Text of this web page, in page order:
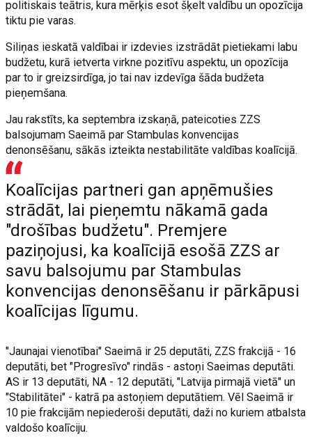
politiskais teātris, kura mērķis esot šķelt valdību un opozīcija
tiktu pie varas.
Siliņas ieskatā valdībai ir izdevies izstrādāt pietiekami labu
budžetu, kurā ietverta virkne pozitīvu aspektu, un opozīcija
par to ir greizsirdīga, jo tai nav izdevīga šāda budžeta
pieņemšana.
Jau rakstīts, ka septembra izskaņā, pateicoties ZZS
balsojumam Saeimā par Stambulas konvencijas
denonsēšanu, sākās izteikta nestabilitāte valdības koalīcijā.
Koalīcijas partneri gan apņēmušies
strādāt, lai pieņemtu nākamā gada
"drošības budžetu". Premjere
paziņojusi, ka koalīcijā esošā ZZS ar
savu balsojumu par Stambulas
konvencijas denonsēšanu ir pārkāpusi
koalīcijas līgumu.
"Jaunajai vienotībai" Saeimā ir 25 deputāti, ZZS frakcijā - 16
deputāti, bet "Progresīvo" rindās - astoņi Saeimas deputāti.
AS ir 13 deputāti, NA - 12 deputāti, "Latvija pirmajā vietā" un
"Stabilitātei" - katrā pa astoņiem deputātiem. Vēl Saeimā ir
10 pie frakcijām nepiederoši deputāti, daži no kuriem atbalsta
valdošo koalīciju.